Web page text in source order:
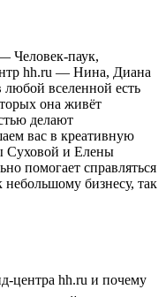
Человек-паук,
hh.ru — Нина, Диана
вселенной есть
она живёт
делают
вас в креативную
Суховой и Елены
помогает справляться
бизнесу, так
центра hh.ru и почему